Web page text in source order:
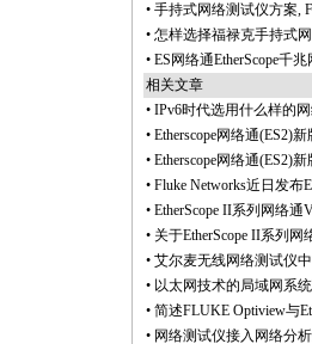
• 手持式网络测试仪方案,
• 怎样选择福禄克手持式
• ES网络通EtherScope千
相关文章
• IPv6时代选用什么样的
• Etherscope网络通(ES2)
• Etherscope网络通(ES2)
• Fluke Networks近日发
• EtherScope II系列网络
• 关于EtherScope II系列
• 艾尔麦无线网络测试仪
• 以太网技术的局域网系
• 简述FLUKE Optiview与
• 网络测试仪接入网络分